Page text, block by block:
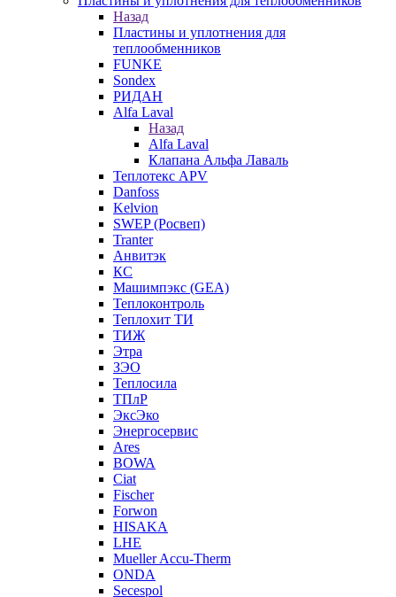
Назад
Пластины и уплотнения для
теплообменников
FUNKE
Sondex
РИДАН
Alfa Laval
Назад
Alfa Laval
Клапана Альфа Лаваль
Теплотекс APV
Danfoss
Kelvion
SWEP (Росвеп)
Tranter
Анвитэк
КС
Машимпэкс (GEA)
Теплоконтроль
Теплохит ТИ
ТИЖ
Этра
ЗЭО
Теплосила
ТПлР
ЭксЭко
Энергосервис
Ares
BOWA
Ciat
Fischer
Forwon
HISAKA
LHE
Mueller Accu-Therm
ONDA
Secespol